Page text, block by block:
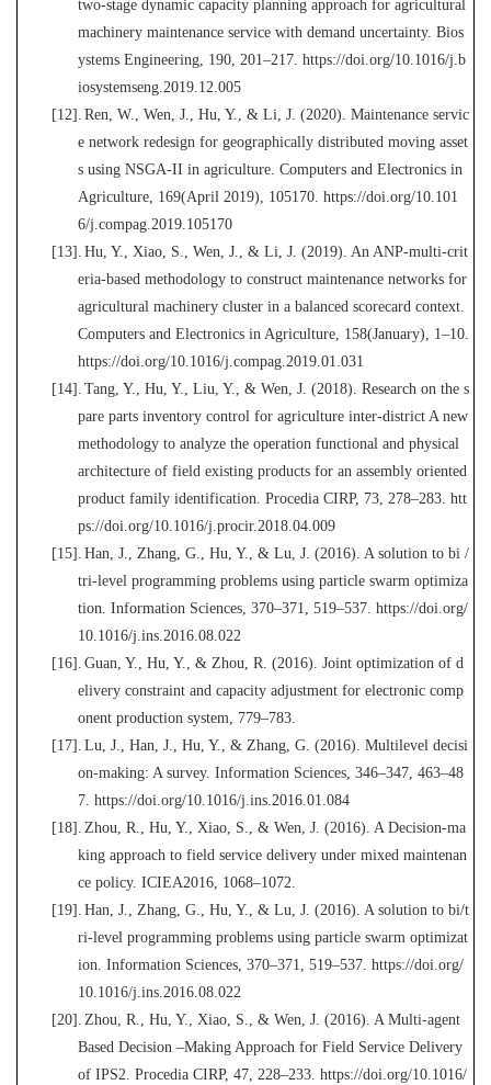
two-stage dynamic capacity planning approach for agricultural
machinery maintenance service with demand uncertainty. Bios
ystems Engineering, 190, 201–217. https://doi.org/10.1016/j.b
iosystemseng.2019.12.005
[12]. Ren, W., Wen, J., Hu, Y., & Li, J. (2020). Maintenance servic
e network redesign for geographically distributed moving asset
s using NSGA-II in agriculture. Computers and Electronics in
Agriculture, 169(April 2019), 105170. https://doi.org/10.101
6/j.compag.2019.105170
[13]. Hu, Y., Xiao, S., Wen, J., & Li, J. (2019). An ANP-multi-crit
eria-based methodology to construct maintenance networks for
agricultural machinery cluster in a balanced scorecard context.
Computers and Electronics in Agriculture, 158(January), 1–10.
https://doi.org/10.1016/j.compag.2019.01.031
[14]. Tang, Y., Hu, Y., Liu, Y., & Wen, J. (2018). Research on the s
pare parts inventory control for agriculture inter-district A new
methodology to analyze the operation functional and physical
architecture of field existing products for an assembly oriented
product family identification. Procedia CIRP, 73, 278–283. htt
ps://doi.org/10.1016/j.procir.2018.04.009
[15]. Han, J., Zhang, G., Hu, Y., & Lu, J. (2016). A solution to bi /
tri-level programming problems using particle swarm optimiza
tion. Information Sciences, 370–371, 519–537. https://doi.org/
10.1016/j.ins.2016.08.022
[16]. Guan, Y., Hu, Y., & Zhou, R. (2016). Joint optimization of d
elivery constraint and capacity adjustment for electronic comp
onent production system, 779–783.
[17]. Lu, J., Han, J., Hu, Y., & Zhang, G. (2016). Multilevel decisi
on-making: A survey. Information Sciences, 346–347, 463–48
7. https://doi.org/10.1016/j.ins.2016.01.084
[18]. Zhou, R., Hu, Y., Xiao, S., & Wen, J. (2016). A Decision-ma
king approach to field service delivery under mixed maintenan
ce policy. ICIEA2016, 1068–1072.
[19]. Han, J., Zhang, G., Hu, Y., & Lu, J. (2016). A solution to bi/t
ri-level programming problems using particle swarm optimizat
ion. Information Sciences, 370–371, 519–537. https://doi.org/
10.1016/j.ins.2016.08.022
[20]. Zhou, R., Hu, Y., Xiao, S., & Wen, J. (2016). A Multi-agent
Based Decision –Making Approach for Field Service Delivery
of IPS2. Procedia CIRP, 47, 228–233. https://doi.org/10.1016/